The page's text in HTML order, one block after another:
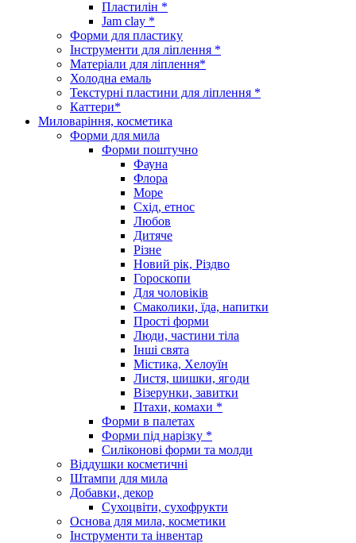
Пластилін *
Jam clay *
Форми для пластику
Інструменти для ліплення *
Матеріали для ліплення*
Холодна емаль
Текстурні пластини для ліплення *
Каттери*
Миловаріння, косметика
Форми для мила
Форми поштучно
Фауна
Флора
Море
Схід, етнос
Любов
Дитяче
Різне
Новий рік, Різдво
Гороскопи
Для чоловіків
Смаколики, їда, напитки
Прості форми
Люди, частини тіла
Інші свята
Містика, Хелоуїн
Листя, шишки, ягоди
Візерунки, завитки
Птахи, комахи *
Форми в палетах
Форми під нарізку *
Силіконові форми та молди
Віддушки косметичні
Штампи для мила
Добавки, декор
Сухоцвіти, сухофрукти
Основа для мила, косметики
Інструменти та інвентар